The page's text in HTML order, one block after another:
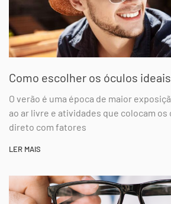
Como escolher os óculos
O verão é uma época de maior
ao ar livre e atividades que colocam
direto com fatores
LER MAIS